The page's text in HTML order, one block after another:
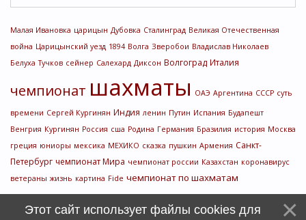
Малая Ивановка царицын Дубовка Сталинград Великая Отечественная
война Царицынский уезд 1894 Волга Зверобои Владислав Николаев
Белуха Тучков сейнер Салехард Диксон Волгоград Италия
чемпионат шахматы ОАЭ Аргентина СССР суть
времени Сергей Кургинян Индия ленин Путин Испания Будапешт
Венгрия Кургинян Россия сша Родина Германия Бразилия история Москва
греция юниоры мексика МЕХИКО сказка пушкин Армения Санкт-
Петербург чемпионат Мира чемпионат россии Казахстан коронавирус
ветераны жизнь картина Fide чемпионат по шахматам
Этот сайт использует файлы cookies для